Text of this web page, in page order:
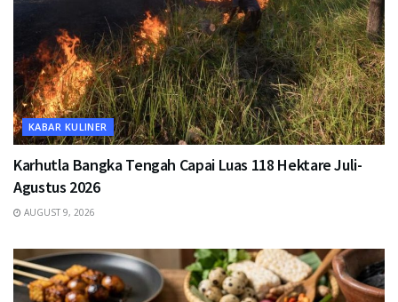
KABAR KULINER
Karhutla Bangka Tengah Capai Luas 118 Hektare Juli-
Agustus 2026
AUGUST 9, 2026